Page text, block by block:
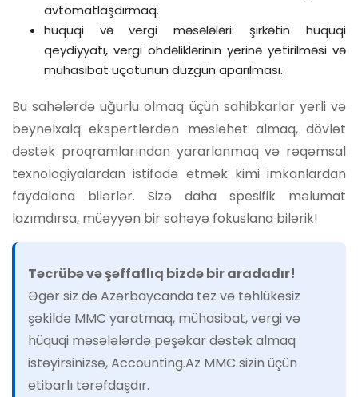
avtomatlaşdırmaq.
hüquqi və vergi məsələləri: şirkətin hüquqi
qeydiyyatı, vergi öhdəliklərinin yerinə yetirilməsi və
mühasibat uçotunun düzgün aparılması.
Bu sahələrdə uğurlu olmaq üçün sahibkarlar yerli və
beynəlxalq ekspertlərdən məsləhət almaq, dövlət
dəstək proqramlarından yararlanmaq və rəqəmsal
texnologiyalardan istifadə etmək kimi imkanlardan
faydalana bilərlər. Sizə daha spesifik məlumat
lazımdırsa, müəyyən bir sahəyə fokuslana bilərik!
Təcrübə və şəffaflıq bizdə bir aradadır!
Əgər siz də Azərbaycanda tez və təhlükəsiz
şəkildə MMC yaratmaq, mühasibat, vergi və
hüquqi məsələlərdə peşəkar dəstək almaq
istəyirsinizsə, Accounting.Az MMC sizin üçün
etibarlı tərəfdaşdır.